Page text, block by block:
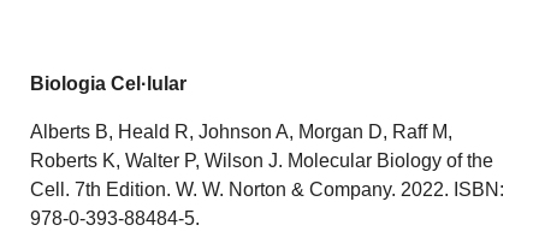
Biologia Cel·lular
Alberts B, Heald R, Johnson A, Morgan D, Raff M,
Roberts K, Walter P, Wilson J. Molecular Biology of the
Cell. 7th Edition. W. W. Norton & Company. 2022. ISBN:
978-0-393-88484-5.